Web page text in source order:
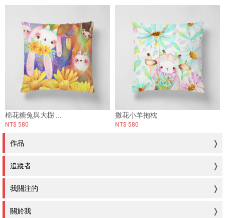
棉花糖兔與大樹 ...
NT$ 580
撒花小羊抱枕
NT$ 580
作品
追蹤者
我關注的
關於我